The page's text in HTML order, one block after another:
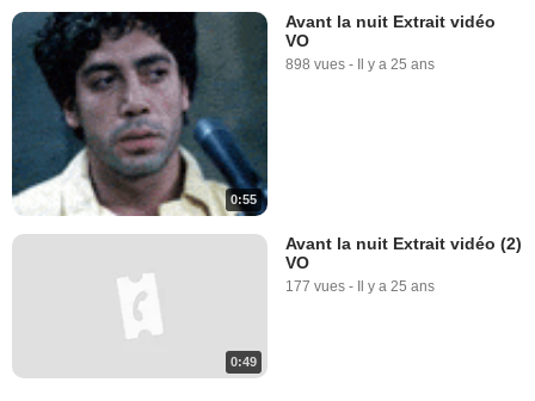
0:55
Avant la nuit Extrait vidéo
VO
898 vues - Il y a 25 ans
0:49
Avant la nuit Extrait vidéo (2)
VO
177 vues - Il y a 25 ans